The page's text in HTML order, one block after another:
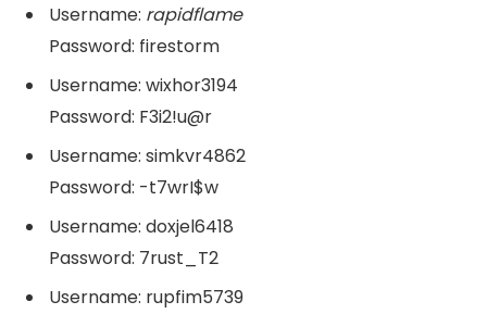
Username: rapidflame
Password: firestorm
Username: wixhor3194
Password: F3i2!u@r
Username: simkvr4862
Password: -t7wrI$w
Username: doxjel6418
Password: 7rust_T2
Username: rupfim5739